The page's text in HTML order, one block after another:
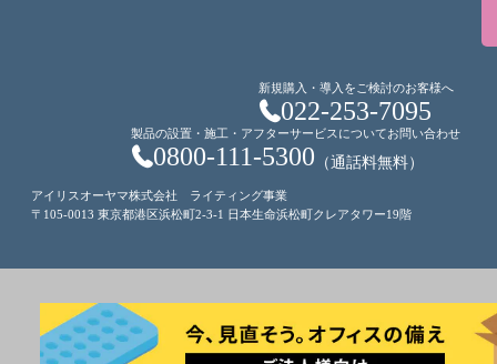
新規購入・導入をご検討のお客様へ
022-253-7095
製品の設置・施工・アフターサービスについてお問い合わせ
0800-111-5300 （通話料無料）
アイリスオーヤマ株式会社 ライティング事業
〒105-0013 東京都港区浜松町2-3-1 日本生命浜松町クレアタワー19階